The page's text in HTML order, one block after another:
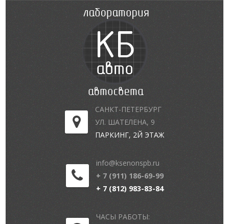
САНКТ-ПЕТЕРБУРГ
УЛ. ШАТЕЛЕНА, 9
ПАРКИНГ, 2Й ЭТАЖ
info@ksenonspb.ru
+ 7 (911) 186-69-99
+ 7 (812) 983-83-84
ЧАСЫ РАБОТЫ: